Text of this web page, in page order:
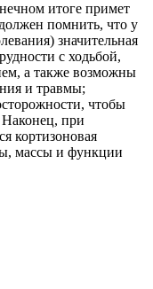
итоге примет
помнить, что у
значительная
с ходьбой,
а также возможны
и травмы;
чтобы
Наконец, при
кортизоновая
массы и функции